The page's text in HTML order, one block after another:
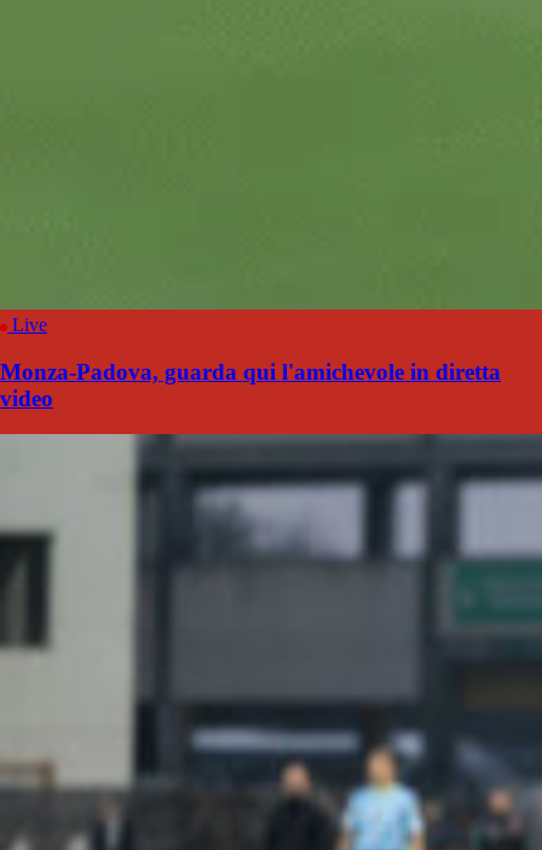
Live
Monza-Padova, guarda qui l'amichevole in diretta
video